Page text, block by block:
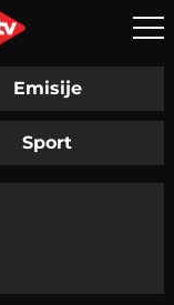
Emisije
Sport